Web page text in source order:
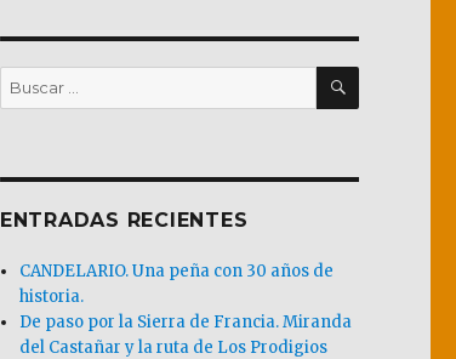
Buscar
por:
BUSCAR
ENTRADAS RECIENTES
CANDELARIO. Una peña con 30 años de
historia.
De paso por la Sierra de Francia. Miranda
del Castañar y la ruta de Los Prodigios